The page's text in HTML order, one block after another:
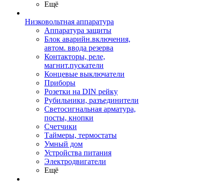
Ещё
Низковольтная аппаратура
Аппаратура защиты
Блок аварийн.включения,
автом. ввода резерва
Контакторы, реле,
магнит.пускатели
Концевые выключатели
Приборы
Розетки на DIN рейку
Рубильники, разъединители
Светосигнальная арматура,
посты, кнопки
Счетчики
Таймеры, термостаты
Умный дом
Устройства питания
Электродвигатели
Ещё